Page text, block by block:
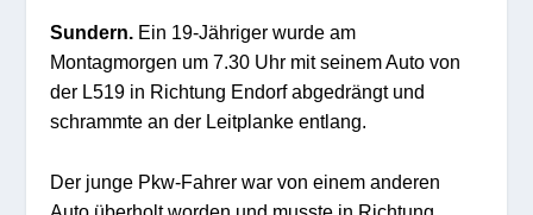
Sundern. Ein 19-Jähriger wurde am
Montagmorgen um 7.30 Uhr mit seinem Auto von
der L519 in Richtung Endorf abgedrängt und
schrammte an der Leitplanke entlang.
Der junge Pkw-Fahrer war von einem anderen